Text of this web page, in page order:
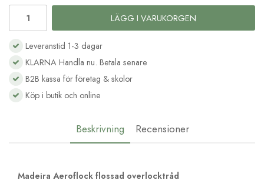
LÄGG I VARUKORGEN
Leveranstid 1-3 dagar
KLARNA Handla nu. Betala senare
B2B kassa för företag & skolor
Köp i butik och online
Beskrivning Recensioner
Madeira Aeroflock flossad overlocktråd